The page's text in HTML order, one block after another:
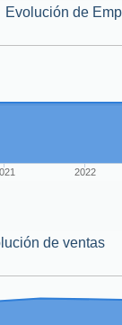
Evolución de
2022
de ventas